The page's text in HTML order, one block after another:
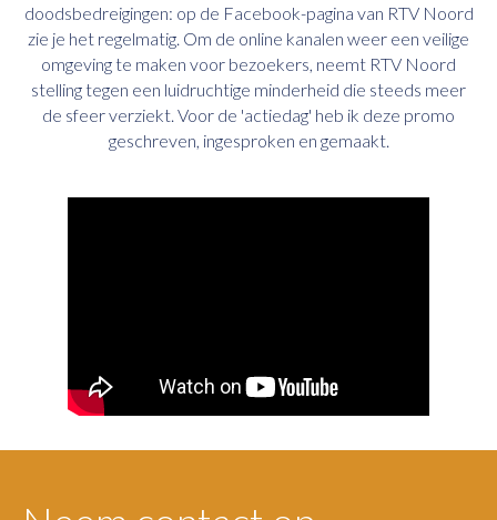
doodsbedreigingen: op de Facebook-pagina van RTV Noord
zie je het regelmatig. Om de online kanalen weer een veilige
omgeving te maken voor bezoekers, neemt RTV Noord
stelling tegen een luidruchtige minderheid die steeds meer
de sfeer verziekt. Voor de 'actiedag' heb ik deze promo
geschreven, ingesproken en gemaakt.